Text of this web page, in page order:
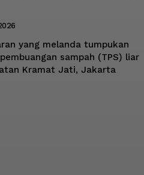
yang melanda tumpukan
sampah (TPS) liar
Kramat Jati, Jakarta